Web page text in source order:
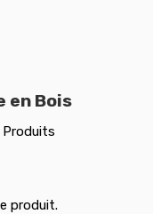
en Bois
Produits
produit.